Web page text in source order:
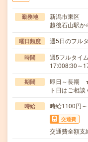
勤務地
新潟市東区
越後石山駅か
曜日頻度 週5日のフル
時間
週5フルタイ
17:008:30～
期間
即日～長期
ト日はご相談
時給 時給1100円
交通費
交通費全額支